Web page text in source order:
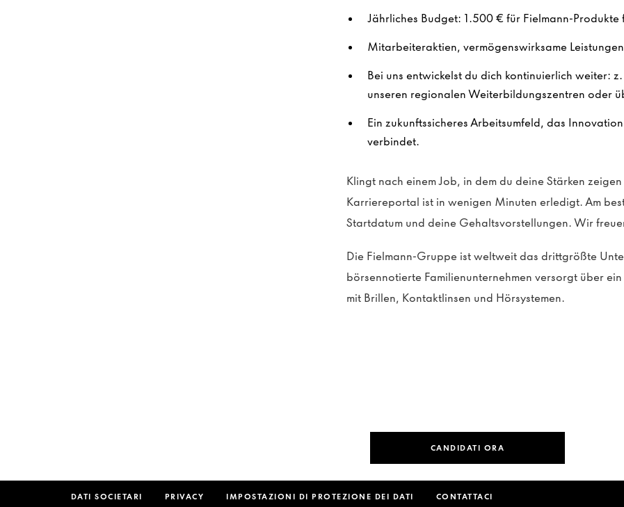
Jährliches Budget: 1.500 € für Fielmann-Produkte
Mitarbeiteraktien, vermögenswirksame
Bei uns entwickelst du dich kontinuierlich weiter:
unseren regionalen Weiterbildungszentren oder
Ein zukunftssicheres Arbeitsumfeld, das
verbindet.
Klingt nach einem Job, in dem du deine Stärken
Karriereportal ist in wenigen Minuten erledigt. Am
Startdatum und deine Gehaltsvorstellungen. Wir
Die Fielmann-Gruppe ist weltweit das drittgrößte
börsennotierte Familienunternehmen versorgt über
mit Brillen, Kontaktlinsen und Hörsystemen.
CANDIDATI ORA
DATI SOCIETARI PRIVACY IMPOSTAZIONI DI PROTEZIONE DEI DATI CONTATTACI